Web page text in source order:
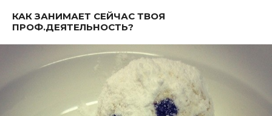
КАК ЗАНИМАЕТ СЕЙЧАС ТВОЯ
ПРОФ.ДЕЯТЕЛЬНОСТЬ?